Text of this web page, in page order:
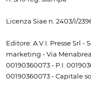
Licenza Siae n. 2403/I/
Editore: A.V.I. Presse Srl
marketing - Via Menabrea
00190360073 - P.I.
00190360073 - Capitale